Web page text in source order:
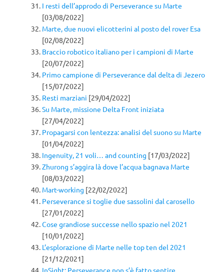
I resti dell’approdo di Perseverance su Marte
[03/08/2022]
Marte, due nuovi elicotterini al posto del rover Esa
[02/08/2022]
Braccio robotico italiano per i campioni di Marte
[20/07/2022]
Primo campione di Perseverance dal delta di Jezero
[15/07/2022]
Resti marziani [29/04/2022]
Su Marte, missione Delta Front iniziata
[27/04/2022]
Propagarsi con lentezza: analisi del suono su Marte
[01/04/2022]
Ingenuity, 21 voli… and counting [17/03/2022]
Zhurong s’aggira là dove l’acqua bagnava Marte
[08/03/2022]
Mart-working [22/02/2022]
Perseverance si toglie due sassolini dal carosello
[27/01/2022]
Cose grandiose successe nello spazio nel 2021
[10/01/2022]
L’esplorazione di Marte nelle top ten del 2021
[21/12/2021]
InSight: Perseverance non s’è fatto sentire